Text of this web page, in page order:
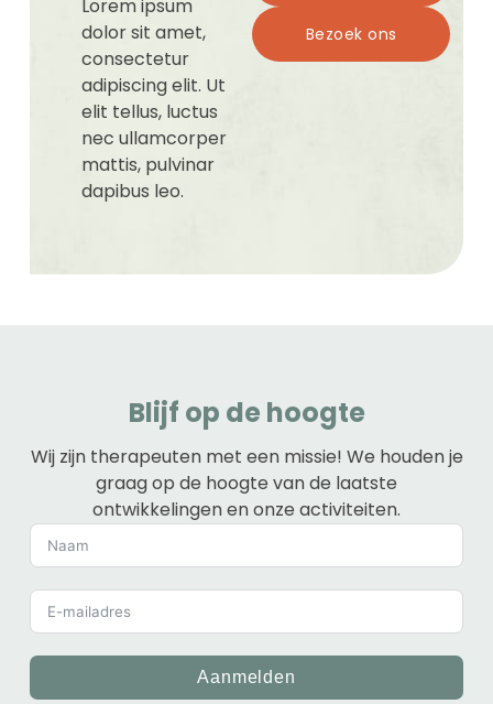
Lorem ipsum
dolor sit amet,
consectetur
adipiscing elit. Ut
elit tellus, luctus
nec ullamcorper
mattis, pulvinar
dapibus leo.
Bezoek ons
Blijf op de hoogte
Wij zijn therapeuten met een missie! We houden je
graag op de hoogte van de laatste
ontwikkelingen en onze activiteiten.
Aanmelden